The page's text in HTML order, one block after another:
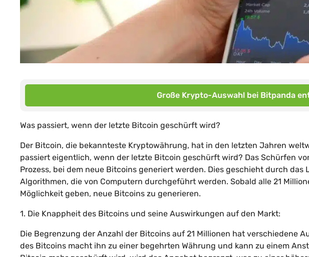
Große Krypto-Auswahl bei Bitpanda
Was passiert, wenn der letzte Bitcoin geschürft wird?
Der Bitcoin, die bekannteste Kryptowährung, hat in den letzten Jahren
passiert eigentlich, wenn der letzte Bitcoin geschürft wird? Das Schürfen
Prozess, bei dem neue Bitcoins generiert werden. Dies geschieht durch das
Algorithmen, die von Computern durchgeführt werden. Sobald alle 21
Möglichkeit geben, neue Bitcoins zu generieren.
1. Die Knappheit des Bitcoins und seine Auswirkungen auf den Markt:
Die Begrenzung der Anzahl der Bitcoins auf 21 Millionen hat verschiedene
des Bitcoins macht ihn zu einer begehrten Währung und kann zu einem